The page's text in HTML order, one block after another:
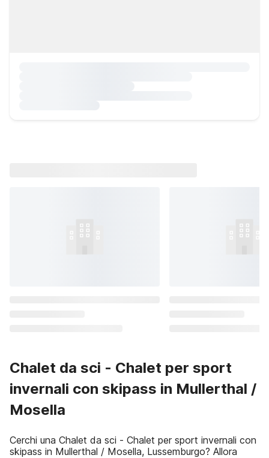
Chalet da sci - Chalet per sport
invernali con skipass in Mullerthal /
Mosella
Cerchi una Chalet da sci - Chalet per sport invernali con
skipass in Mullerthal / Mosella, Lussemburgo? Allora